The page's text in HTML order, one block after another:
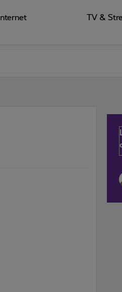
Internet TV &